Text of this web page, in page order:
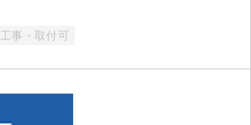
工事・取付可